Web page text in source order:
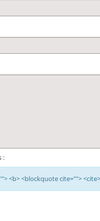
:
<b> <blockquote cite="">